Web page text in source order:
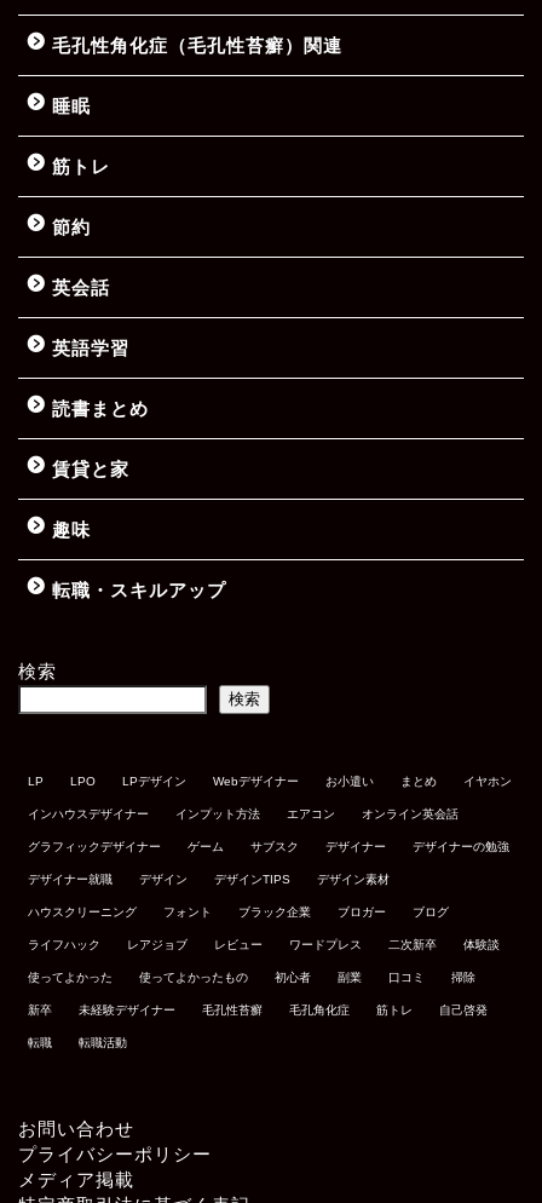
毛孔性角化症（毛孔性苔癬）関連
睡眠
筋トレ
節約
英会話
英語学習
読書まとめ
賃貸と家
趣味
転職・スキルアップ
検索
検索
LP LPO LPデザイン Webデザイナー お小遣い まとめ イヤホン
インハウスデザイナー インプット方法 エアコン オンライン英会話
グラフィックデザイナー ゲーム サブスク デザイナー デザイナーの勉強
デザイナー就職 デザイン デザインTIPS デザイン素材
ハウスクリーニング フォント ブラック企業 ブロガー ブログ
ライフハック レアジョブ レビュー ワードプレス 二次新卒 体験談
使ってよかった 使ってよかったもの 初心者 副業 口コミ 掃除
新卒 未経験デザイナー 毛孔性苔癬 毛孔角化症 筋トレ 自己啓発
転職 転職活動
お問い合わせ
プライバシーポリシー
メディア掲載